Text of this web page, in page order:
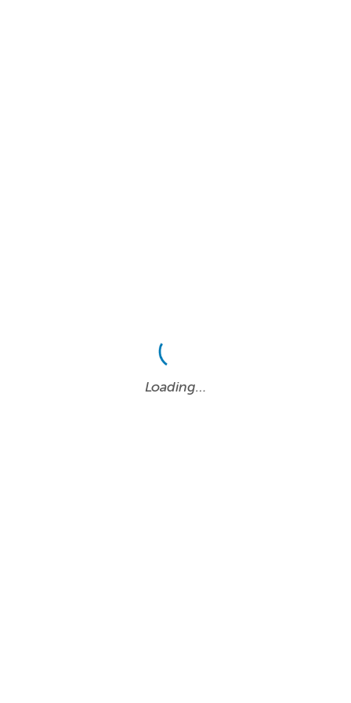
Loading…